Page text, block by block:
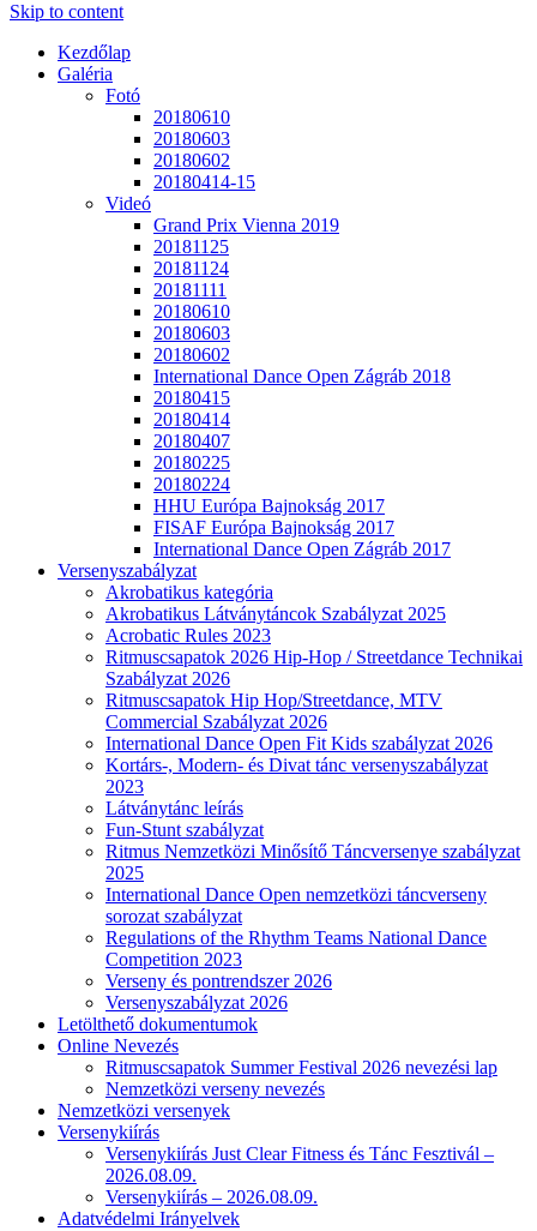
Táncversenye
Skip to content
Kezdőlap
Galéria
Fotó
20180610
20180603
20180602
20180414-15
Videó
Grand Prix Vienna 2019
20181125
20181124
20181111
20180610
20180603
20180602
International Dance Open Zágráb 2018
20180415
20180414
20180407
20180225
20180224
HHU Európa Bajnokság 2017
FISAF Európa Bajnokság 2017
International Dance Open Zágráb 2017
Versenyszabályzat
Akrobatikus kategória
Akrobatikus Látványtáncok Szabályzat 2025
Acrobatic Rules 2023
Ritmuscsapatok 2026 Hip-Hop / Streetdance Technikai
Szabályzat 2026
Ritmuscsapatok Hip Hop/Streetdance, MTV
Commercial Szabályzat 2026
International Dance Open Fit Kids szabályzat 2026
Kortárs-, Modern- és Divat tánc versenyszabályzat
2023
Látványtánc leírás
Fun-Stunt szabályzat
Ritmus Nemzetközi Minősítő Táncversenye szabályzat
2025
International Dance Open nemzetközi táncverseny
sorozat szabályzat
Regulations of the Rhythm Teams National Dance
Competition 2023
Verseny és pontrendszer 2026
Versenyszabályzat 2026
Letölthető dokumentumok
Online Nevezés
Ritmuscsapatok Summer Festival 2026 nevezési lap
Nemzetközi verseny nevezés
Nemzetközi versenyek
Versenykiírás
Versenykiírás Just Clear Fitness és Tánc Fesztivál –
2026.08.09.
Versenykiírás – 2026.08.09.
Adatvédelmi Irányelvek